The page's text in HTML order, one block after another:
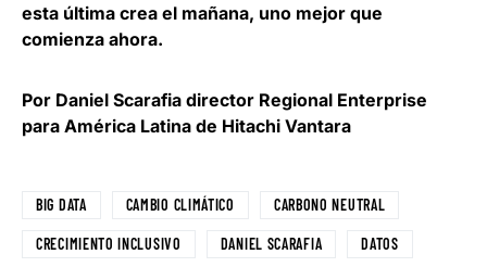
esta última crea el mañana, uno mejor que
comienza ahora.
Por Daniel Scarafia director Regional Enterprise
para América Latina de Hitachi Vantara
BIG DATA CAMBIO CLIMÁTICO CARBONO NEUTRAL
CRECIMIENTO INCLUSIVO DANIEL SCARAFIA DATOS